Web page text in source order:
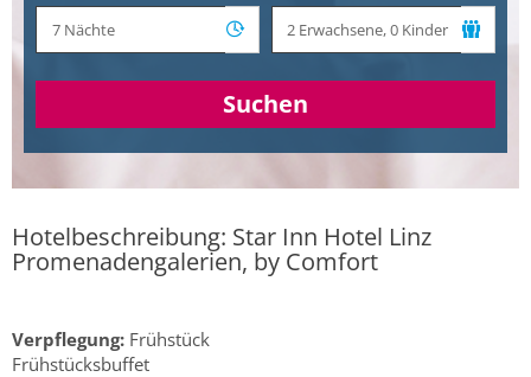
Suchen
Hotelbeschreibung: Star Inn Hotel Linz
Promenadengalerien, by Comfort
Verpflegung: Frühstück
Frühstücksbuffet